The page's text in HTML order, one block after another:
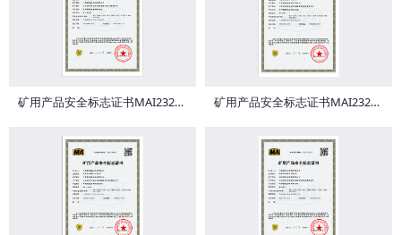
矿用产品安全标志证书MAI232418 矿用产品安全标志证书MAI232417